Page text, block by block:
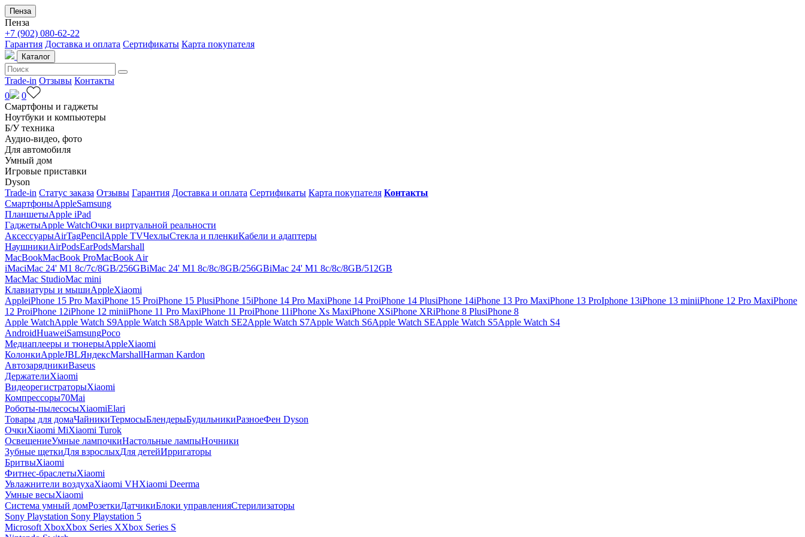
Пенза
Пенза
+7 (902) 080-62-22
Гарантия Доставка и оплата Сертификаты Карта покупателя
Каталог
Trade-in Отзывы Контакты
0
0
Смартфоны и гаджеты
Ноутбуки и компьютеры
Б/У техника
Аудио-видео, фото
Для автомобиля
Умный дом
Игровые приставки
Dyson
Trade-in Статус заказа Отзывы Гарантия Доставка и оплата Сертификаты Карта покупателя Контакты
СмартфоныAppleSamsung
ПланшетыApple iPad
ГаджетыApple WatchОчки виртуальной реальности
АксессуарыAirTagPencilApple TVЧехлыСтекла и пленкиКабели и адаптеры
НаушникиAirPodsEarPodsMarshall
MacBookMacBook ProMacBook Air
iMaciMac 24' M1 8c/7c/8GB/256GBiMac 24' M1 8c/8c/8GB/256GBiMac 24' M1 8c/8c/8GB/512GB
MacMac StudioMac mini
Клавиатуры и мышиAppleXiaomi
AppleiPhone 15 Pro MaxiPhone 15 ProiPhone 15 PlusiPhone 15iPhone 14 Pro MaxiPhone 14 ProiPhone 14 PlusiPhone 14iPhone 13 Pro MaxiPhone 13 ProIphone 13iPhone 13 miniiPhone 12 Pro MaxiPhone
12 ProiPhone 12iPhone 12 miniiPhone 11 Pro MaxiPhone 11 ProiPhone 11iPhone Xs MaxiPhone XSiPhone XRiPhone 8 PlusiPhone 8
Apple WatchApple Watch S9Apple Watch S8Apple Watch SE2Apple Watch S7Apple Watch S6Apple Watch SEApple Watch S5Apple Watch S4
AndroidHuaweiSamsungPoco
Медиаплееры и тюнерыAppleXiaomi
КолонкиAppleJBLЯндексMarshallHarman Kardon
АвтозарядникиBaseus
ДержателиXiaomi
ВидеорегистраторыXiaomi
Компрессоры70Mai
Роботы-пылесосыXiaomiElari
Товары для домаЧайникиТермосыБлендерыБудильникиРазноеФен Dyson
ОчкиXiaomi MiXiaomi Turok
ОсвещениеУмные лампочкиНастольные лампыНочники
Зубные щеткиДля взрослыхДля детейИрригаторы
БритвыXiaomi
Фитнес-браслетыXiaomi
Увлажнители воздухаXiaomi VHXiaomi Deerma
Умные весыXiaomi
Система умный домРозеткиДатчикиБлоки управленияСтерилизаторы
Sony Playstation Sony Playstation 5
Microsoft XboxXbox Series XXbox Series S